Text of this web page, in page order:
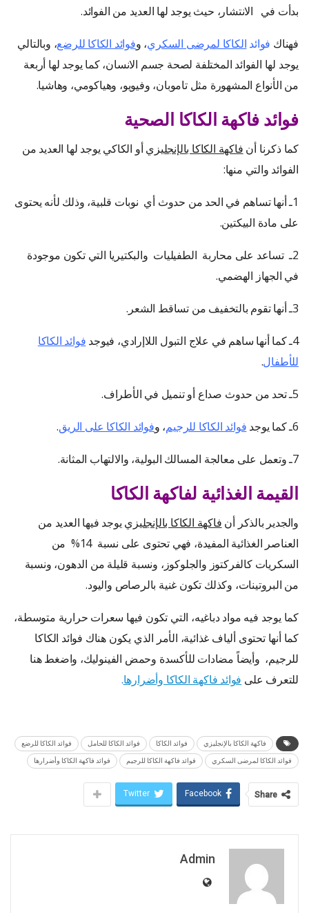
بدأت في الانتشار، حيث يوجد لها العديد من الفوائد.
فهناك فوائد الكاكا لمرضى السكري، وفوائد الكاكا للرضع، وبالتالي
يوجد لها الفوائد المختلفة لصحة جسم الانسان، كما يوجد لها أربعة
من الأنواع المشهورة مثل تاموبان، وفيويو، وهياكومي، وهاشيا.
فوائد فاكهة الكاكا الصحية
كما ذكرنا أن فاكهة الكاكا بالإنجليزيأو الكاكي يوجد لها العديد من
الفوائد والتي منها:
1ـ أنها تساهم في الحد من حدوث أي نوبات قلبية، وذلك لأنه يحتوى
على مادة البيكتين.
2ـ تساعد على محاربة الطفيليات والبكتيريا التي تكون موجودة
في الجهاز الهضمي.
3ـ أنها تقوم بالتخفيف من تساقط الشعر.
4ـ كما أنها ساهم في علاج التبول اللاإرادي، فيوجد
فوائد الكاكا
للأطفال.
5ـ تحد من حدوث صداع أو تنميل في الأطراف.
6ـ كما يوجد فوائد الكاكا للرجيم، وفوائد الكاكا على الريق.
7ـ وتعمل على معالجة المسالك البولية، والالتهاب المثانة.
القيمة الغذائية لفاكهة الكاكا
والجدير بالذكر أن فاكهة الكاكا بالإنجليزي يوجد فيها العديد من
العناصر الغذائية المفيدة، فهي تحتوى على نسبة 14% من
السكريات كالفركتوز والجلوكوز، ونسبة قليلة من الدهون، ونسبة
من البروتينات، وكذلك تكون غنية بالرصاص واليود.
كما يوجد فيه مواد دباغيه، التي تكون فيها سعرات حرارية متوسطة،
كما أنها تحتوى ألياف غذائية، الأمر الذي يكون هناك فوائد الكاكا
للرجيم، وأيضاً مضادات للأكسدة وحمض الفينوليك، واضغط هنا
للتعرف على فوائد فاكهة الكاكا وأضرارها.
فاكهة الكاكا بالإنجليزي فوائد الكاكا فوائد الكاكا للحامل فوائد الكاكا للرضع
فوائد الكاكا لمرضى السكري فوائد فاكهة الكاكا للرجيم فوائد فاكهة الكاكا وأضرارها
Share
Facebook
Twitter
Admin